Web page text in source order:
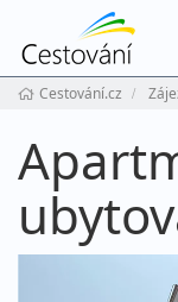
Cestování.cz